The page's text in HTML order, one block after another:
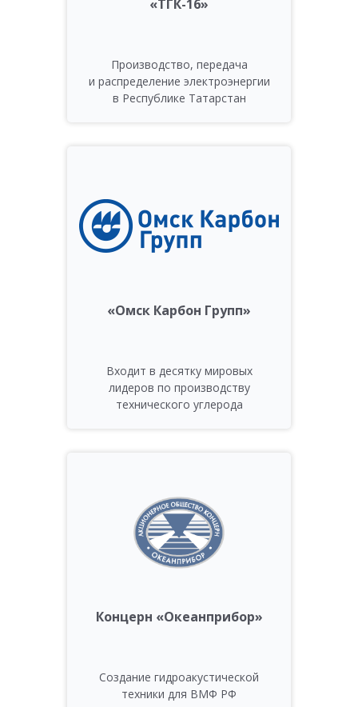
«ТГК-16»
Производство, передача
и распределение электроэнергии
в Республике Татарстан
«Омск Карбон Групп»
Входит в десятку мировых
лидеров по производству
технического углерода
Концерн «Океанприбор»
Создание гидроакустической
техники для ВМФ РФ